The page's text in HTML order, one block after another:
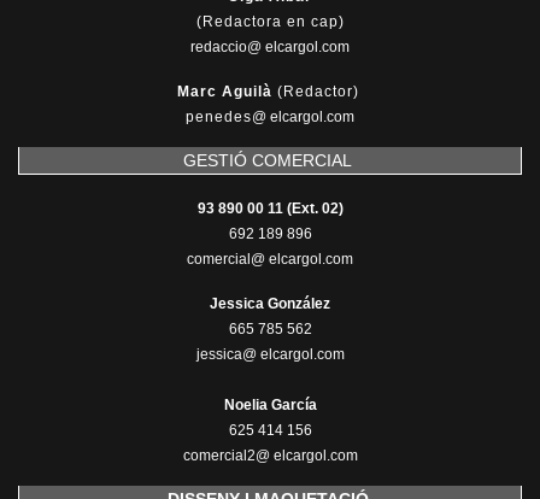
(Redactora en cap)
redaccio@ elcargol.com
Marc Aguilà (Redactor)
penedes@ elcargol.com
GESTIÓ COMERCIAL
93 890 00 11 (Ext. 02)
692 189 896
comercial@ elcargol.com
Jessica González
665 785 562
jessica@ elcargol.com
Noelia García
625 414 156
comercial2@ elcargol.com